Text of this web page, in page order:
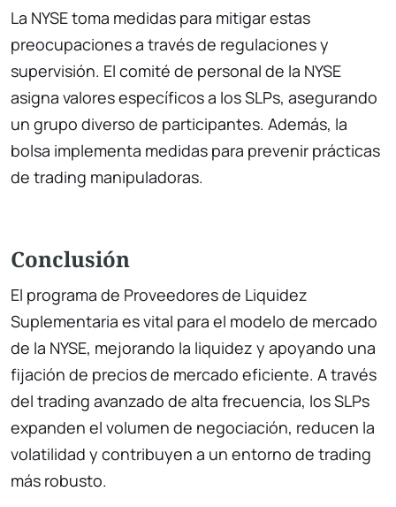
La NYSE toma medidas para mitigar estas
preocupaciones a través de regulaciones y
supervisión. El comité de personal de la NYSE
asigna valores específicos a los SLPs, asegurando
un grupo diverso de participantes. Además, la
bolsa implementa medidas para prevenir prácticas
de trading manipuladoras.
Conclusión
El programa de Proveedores de Liquidez
Suplementaria es vital para el modelo de mercado
de la NYSE, mejorando la liquidez y apoyando una
fijación de precios de mercado eficiente. A través
del trading avanzado de alta frecuencia, los SLPs
expanden el volumen de negociación, reducen la
volatilidad y contribuyen a un entorno de trading
más robusto.